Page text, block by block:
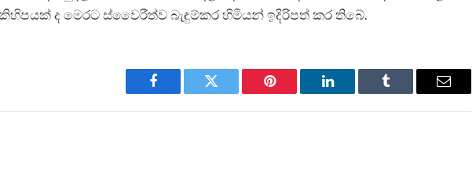
ද මෙරට ස්වෛරීත්ව බැඳුම්කර හිමියන් ඉදිරිපත් කර තිබේ.
Facebook Twitter Pinterest LinkedIn Tumblr Email